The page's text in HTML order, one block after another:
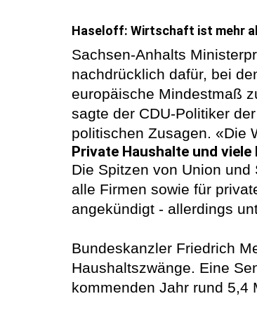
Haseloff: Wirtschaft ist mehr
Sachsen-Anhalts
nachdrücklich dafür, bei
europäische Mindestmaß
sagte der CDU-Politiker
politischen Zusagen. «Die
Private Haushalte und
Die Spitzen von Union
alle Firmen sowie für
angekündigt - allerdings
Bundeskanzler Friedrich
Haushaltszwänge. Eine
kommenden Jahr rund 5,4